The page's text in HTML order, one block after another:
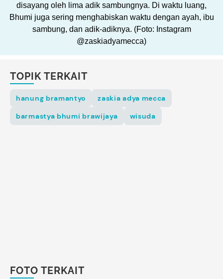
disayang oleh lima adik sambungnya. Di waktu luang,
Bhumi juga sering menghabiskan waktu dengan ayah, ibu
sambung, dan adik-adiknya. (Foto: Instagram
@zaskiadyamecca)
TOPIK TERKAIT
hanung bramantyo
zaskia adya mecca
barmastya bhumi brawijaya
wisuda
FOTO TERKAIT